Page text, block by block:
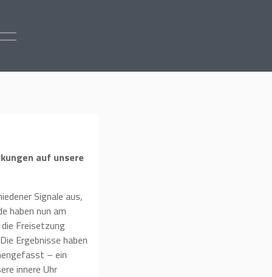
auf unsere
Signale aus,
haben nun am
Freisetzung
Ergebnisse haben
– ein
innere Uhr